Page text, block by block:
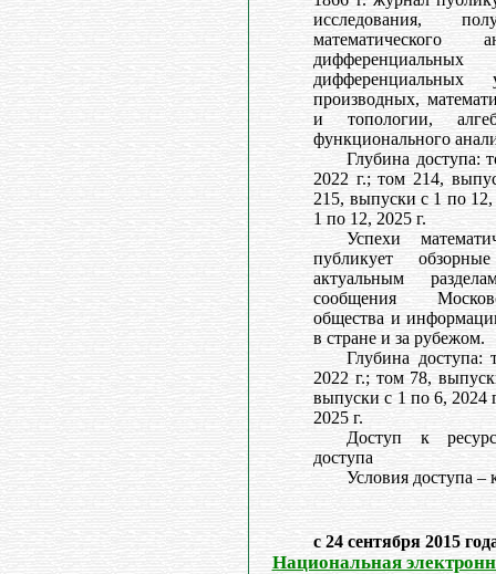
исследования,
математического
производных,
и топологии,
функционального
Глубина доступа:
2022 г.; том 214,
215, выпуски с 1 по
1 по 12, 2025 г.
Успехи
публикует
актуальным
сообщения
общества и
в стране и за рубежом.
Глубина
2022 г.; том 78,
выпуски с 1 по 6, 2024
2025 г.
Доступ к
доступа
Условия доступа –
с 24 сентября 2015
Национальная